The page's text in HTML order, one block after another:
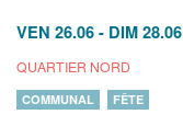
VEN 26.06 - DIM 28.06
QUARTIER NORD
COMMUNAL FÊTE